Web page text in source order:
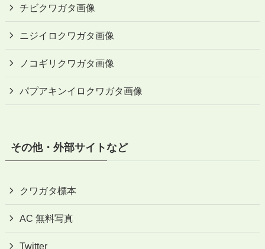
チビクワガタ画像
ニジイロクワガタ画像
ノコギリクワガタ画像
パプアキンイロクワガタ画像
その他・外部サイトなど
クワガタ標本
AC 無料写真
Twitter